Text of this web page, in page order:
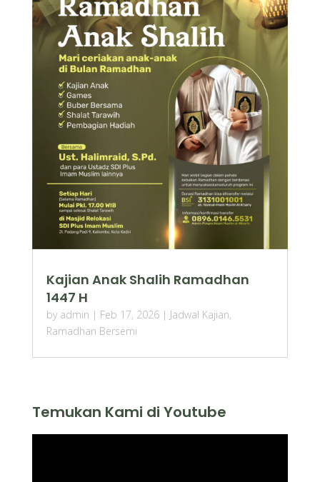
Kajian Anak Shalih Ramadhan
1447 H
by admin | Feb 17, 2026| Jadwal Kajian,
Ramadhan Bersemi
Temukan Kami di Youtube